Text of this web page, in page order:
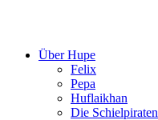
Über Hupe
Felix
Pepa
Huflaikhan
Die Schielpiraten